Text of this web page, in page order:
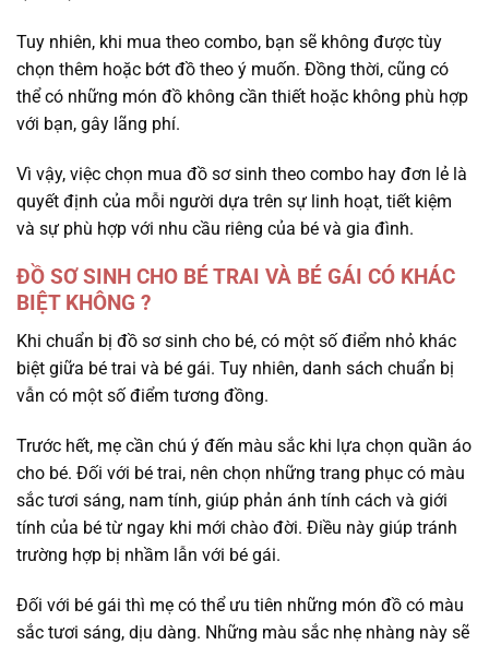
Tuy nhiên, khi mua theo combo, bạn sẽ không được tùy
chọn thêm hoặc bớt đồ theo ý muốn. Đồng thời, cũng có
thể có những món đồ không cần thiết hoặc không phù hợp
với bạn, gây lãng phí.
Vì vậy, việc chọn mua đồ sơ sinh theo combo hay đơn lẻ là
quyết định của mỗi người dựa trên sự linh hoạt, tiết kiệm
và sự phù hợp với nhu cầu riêng của bé và gia đình.
ĐỒ SƠ SINH CHO BÉ TRAI VÀ BÉ GÁI CÓ KHÁC
BIỆT KHÔNG ?
Khi chuẩn bị đồ sơ sinh cho bé, có một số điểm nhỏ khác
biệt giữa bé trai và bé gái. Tuy nhiên, danh sách chuẩn bị
vẫn có một số điểm tương đồng.
Trước hết, mẹ cần chú ý đến màu sắc khi lựa chọn quần áo
cho bé. Đối với bé trai, nên chọn những trang phục có màu
sắc tươi sáng, nam tính, giúp phản ánh tính cách và giới
tính của bé từ ngay khi mới chào đời. Điều này giúp tránh
trường hợp bị nhầm lẫn với bé gái.
Đối với bé gái thì mẹ có thể ưu tiên những món đồ có màu
sắc tươi sáng, dịu dàng. Những màu sắc nhẹ nhàng này sẽ